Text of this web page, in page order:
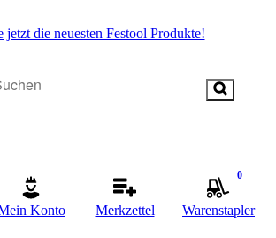
jetzt die neuesten Festool Produkte!
Konto Merkzettel
0
Warenstapler